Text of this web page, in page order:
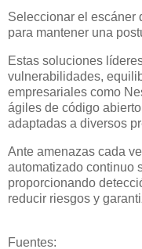
Seleccionar el escáner
para mantener una
Estas soluciones
vulnerabilidades,
empresariales como
ágiles de código
adaptadas a diversos
Ante amenazas cada
automatizado continuo
proporcionando
reducir riesgos y
Fuentes: